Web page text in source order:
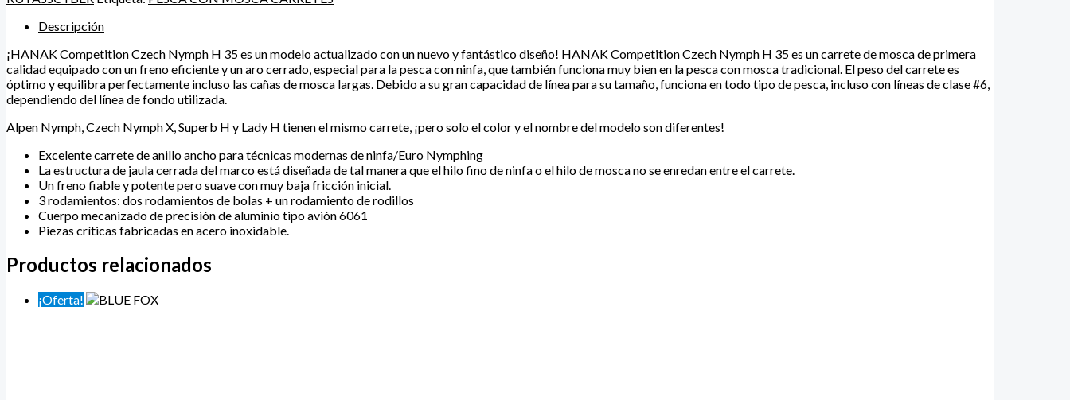
Descripción
¡HANAK Competition Czech Nymph H 35 es un modelo actualizado con un nuevo y fantástico diseño! HANAK Competition Czech Nymph H 35 es un carrete de mosca de primera
calidad equipado con un freno eficiente y un aro cerrado, especial para la pesca con ninfa, que también funciona muy bien en la pesca con mosca tradicional. El peso del carrete es
óptimo y equilibra perfectamente incluso las cañas de mosca largas. Debido a su gran capacidad de línea para su tamaño, funciona en todo tipo de pesca, incluso con líneas de clase #6,
dependiendo del línea de fondo utilizada.
Alpen Nymph, Czech Nymph X, Superb H y Lady H tienen el mismo carrete, ¡pero solo el color y el nombre del modelo son diferentes!
Excelente carrete de anillo ancho para técnicas modernas de ninfa/Euro Nymphing
La estructura de jaula cerrada del marco está diseñada de tal manera que el hilo fino de ninfa o el hilo de mosca no se enredan entre el carrete.
Un freno fiable y potente pero suave con muy baja fricción inicial.
3 rodamientos: dos rodamientos de bolas + un rodamiento de rodillos
Cuerpo mecanizado de precisión de aluminio tipo avión 6061
Piezas críticas fabricadas en acero inoxidable.
Productos relacionados
¡Oferta!